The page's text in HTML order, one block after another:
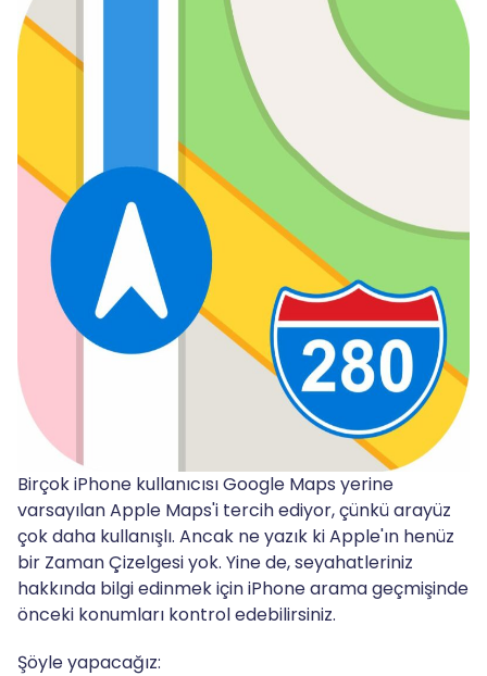
Birçok iPhone kullanıcısı Google Maps yerine
varsayılan Apple Maps'i tercih ediyor, çünkü arayüz
çok daha kullanışlı. Ancak ne yazık ki Apple'ın henüz
bir Zaman Çizelgesi yok. Yine de, seyahatleriniz
hakkında bilgi edinmek için iPhone arama geçmişinde
önceki konumları kontrol edebilirsiniz.
Şöyle yapacağız: